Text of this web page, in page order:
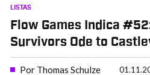
LISTAS
Flow Games Indica
Survivors Ode to
Por Thomas Schulze